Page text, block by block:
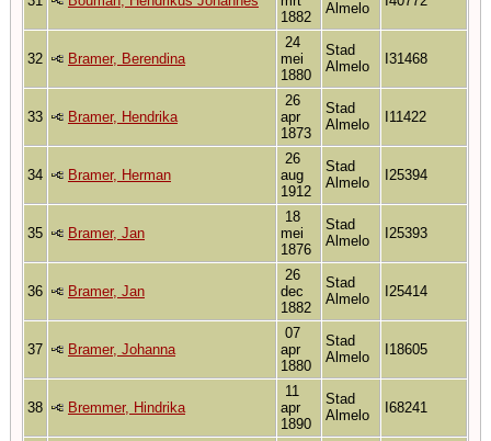
1882
Almelo
32 Bramer, Berendina
24
mei
1880
Stad
Almelo
I31468
33 Bramer, Hendrika
26
apr
1873
Stad
Almelo
I11422
34 Bramer, Herman
26
aug
1912
Stad
Almelo
I25394
35 Bramer, Jan
18
mei
1876
Stad
Almelo
I25393
36 Bramer, Jan
26
dec
1882
Stad
Almelo
I25414
37 Bramer, Johanna
07
apr
1880
Stad
Almelo
I18605
38 Bremmer, Hindrika
11
apr
1890
Stad
Almelo
I68241